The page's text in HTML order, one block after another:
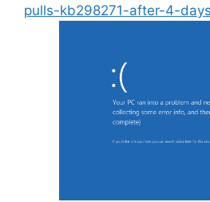
pulls-kb298271-after-4-